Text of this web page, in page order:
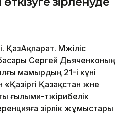
ҚазАқпарат. Мәжіліс
Сергей Дьяченконың
мамырдың 21-і күні
Қазақстан және
ғылыми-тәжірибелік
әзірлік жұмыстары